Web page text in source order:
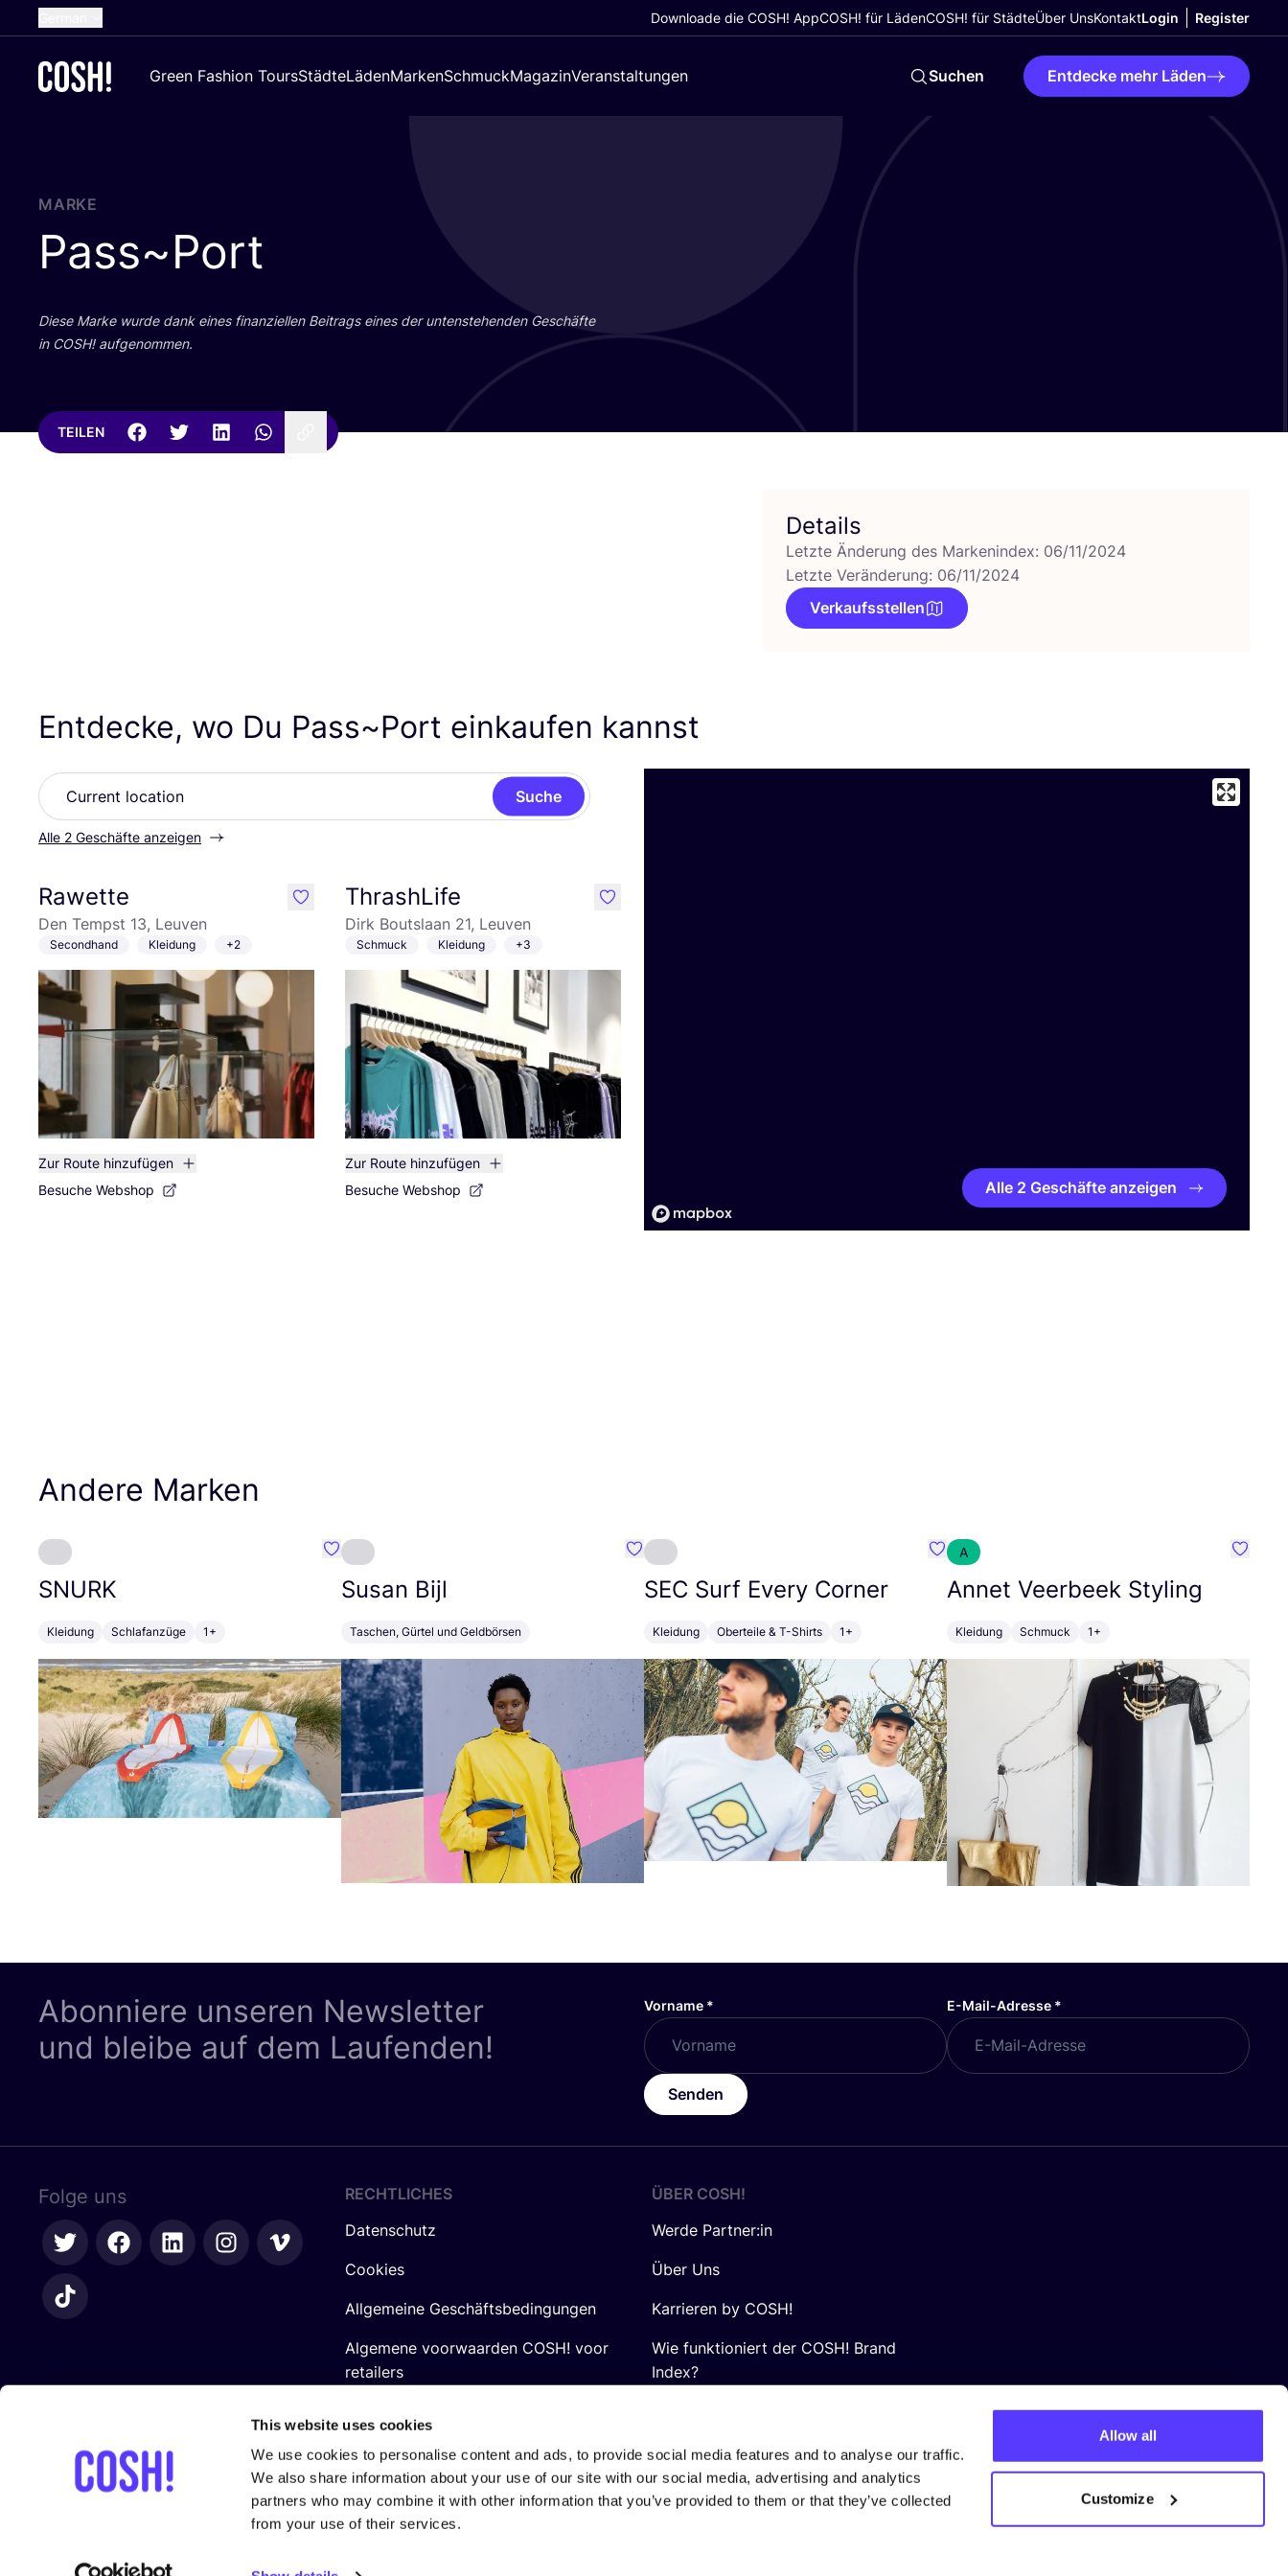
This website uses cookies
We use cookies to personalise content and ads, to provide social media features and to analyse our traffic.
We also share information about your use of our site with our social media, advertising and analytics
partners who may combine it with other information that you’ve provided to them or that they’ve collected
from your use of their services.
Allow all
Customize
Dutch
Croatian
Downloade die COSH! AppCOSH! für LädenCOSH! für StädteÜber UnsKontaktLogin Register
Green Fashion ToursStädteLädenMarkenSchmuckMagazinVeranstaltungen Suchen Entdecke mehr Läden
MARKE
Pass~Port
Die­se Mar­ke wur­de dank eines finan­zi­el­len Bei­trags eines der unten­ste­hen­den Geschäf­te
in COSH! aufgenommen.
TEILEN
Details
Letzte Änderung des Markenindex: 06/11/2024
Letzte Veränderung: 06/11/2024
Verkaufsstellen
Entdecke, wo Du Pass~Port einkaufen kannst
Suche
Alle 2 Geschäfte anzeigen
Rawette
Den Tempst 13, Leuven
Secondhand Kleidung +2
Zur Route hinzufügen
Besuche Webshop
like ThrashLife
Dirk Boutslaan 21, Leuven
Schmuck Kleidung +3
Zur Route hinzufügen
Besuche Webshop
like
Alle 2 Geschäfte anzeigen
Andere Marken
SNURK
Kleidung Schlafanzüge 1+
Favorit SNURK
Susan Bijl
Taschen, Gürtel und Geldbörsen
Favorit Susan Bijl
SEC Surf Every Corner
Kleidung Oberteile & T-Shirts 1+
Favorit SEC Surf Every Corner
A
Annet Veerbeek Styling
Kleidung Schmuck 1+
Favorit
Abonniere unseren Newsletter
und bleibe auf dem Laufenden!
Vorname * E-Mail-Adresse *
Senden
Folge uns
RECHTLICHES
Datenschutz
Cookies
Allgemeine Geschäftsbedingungen
Algemene voorwaarden COSH! voor
retailers
ÜBER COSH!
Werde Partner:in
Über Uns
Karrieren by COSH!
Wie funktioniert der COSH! Brand
Index?